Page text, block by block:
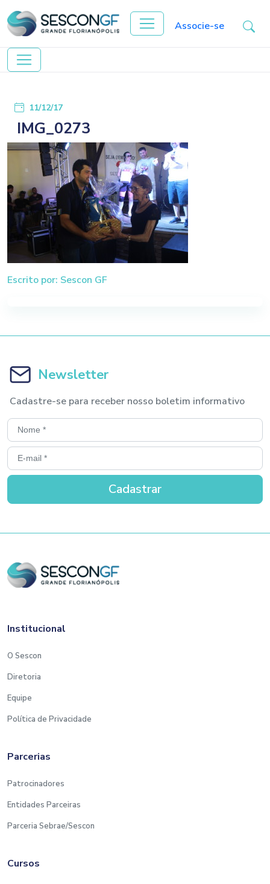
Associe-se
11/12/17
IMG_0273
Escrito por: Sescon GF
Newsletter
Cadastre-se para receber nosso boletim informativo
Institucional
O Sescon
Diretoria
Equipe
Política de Privacidade
Parcerias
Patrocinadores
Entidades Parceiras
Parceria Sebrae/Sescon
Cursos